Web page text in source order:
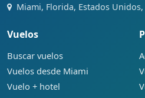
Miami, Florida, Estados Unidos,
Vuelos
Buscar vuelos
Vuelos desde Miami
Vuelo + hotel